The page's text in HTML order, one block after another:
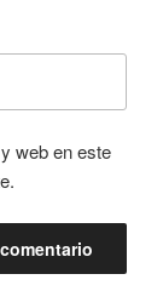
web en este